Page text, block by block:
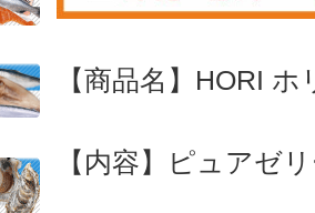
【商品名】HORI
【内容】ピュアゼ